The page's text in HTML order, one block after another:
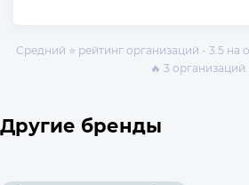
Средний ⭐ рейтинг организаций - 3.5 на
🔥 3 организаций.
Другие бренды